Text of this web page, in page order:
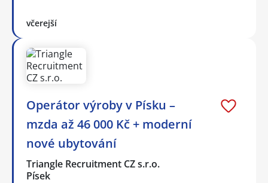
včerejší
Operátor výroby v Písku –
mzda až 46 000 Kč + moderní
nové ubytování
Triangle Recruitment CZ s.r.o.
Písek